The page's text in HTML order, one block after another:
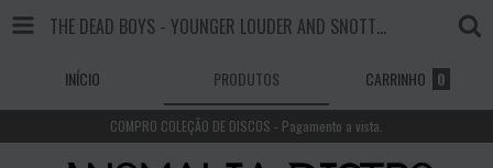
THE DEAD BOYS - YOUNGER LOUDER AND SNOTTYER VINIL NOVO
INÍCIO PRODUTOS CARRINHO 0
COMPRO COLEÇÃO DE DISCOS - Pagamento a vista.